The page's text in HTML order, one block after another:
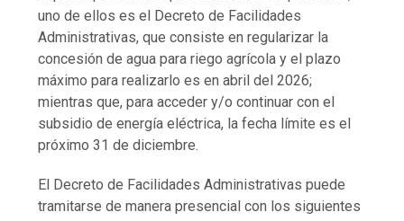
uno de ellos es el Decreto de Facilidades
Administrativas, que consiste en regularizar la
concesión de agua para riego agrícola y el plazo
máximo para realizarlo es en abril del 2026;
mientras que, para acceder y/o continuar con el
subsidio de energía eléctrica, la fecha límite es el
próximo 31 de diciembre.
El Decreto de Facilidades Administrativas puede
tramitarse de manera presencial con los siguientes